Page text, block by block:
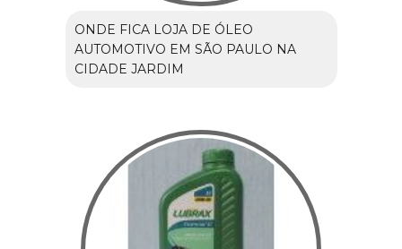
ONDE FICA LOJA DE ÓLEO
AUTOMOTIVO EM SÃO PAULO NA
CIDADE JARDIM